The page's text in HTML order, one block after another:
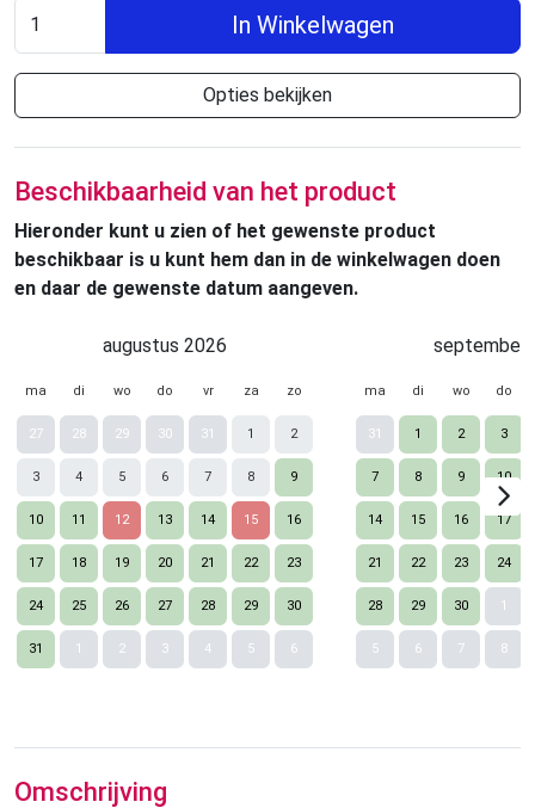
In Winkelwagen
Opties bekijken
Beschikbaarheid van het product
Hieronder kunt u zien of het gewenste product
beschikbaar is u kunt hem dan in de winkelwagen doen
en daar de gewenste datum aangeven.
augustus 2026
ma di wo do vr za zo
27 28 29 30 31 1 2
3 4 5 6 7 8 9
10 11 12 13 14 15 16
17 18 19 20 21 22 23
24 25 26 27 28 29 30
31 1 2 3 4 5 6
september
ma di wo do
31 1 2 3
7 8 9 10
14 15 16 17
21 22 23 24
28 29 30 1
5 6 7 8
Omschrijving